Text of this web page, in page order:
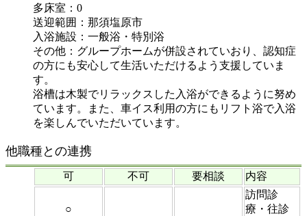
多床室：0
送迎範囲：那須塩原市
入浴施設：一般浴・特別浴
その他：グループホームが併設されていおり、認知症
の方にも安心して生活いただけるよう支援していま
す。
浴槽は木製でリラックスした入浴ができるように努め
ています。また、車イス利用の方にもリフト浴で入浴
を楽しんでいただいています。
他職種との連携
可 不可 要相談 内容
○
訪問診
療・往診